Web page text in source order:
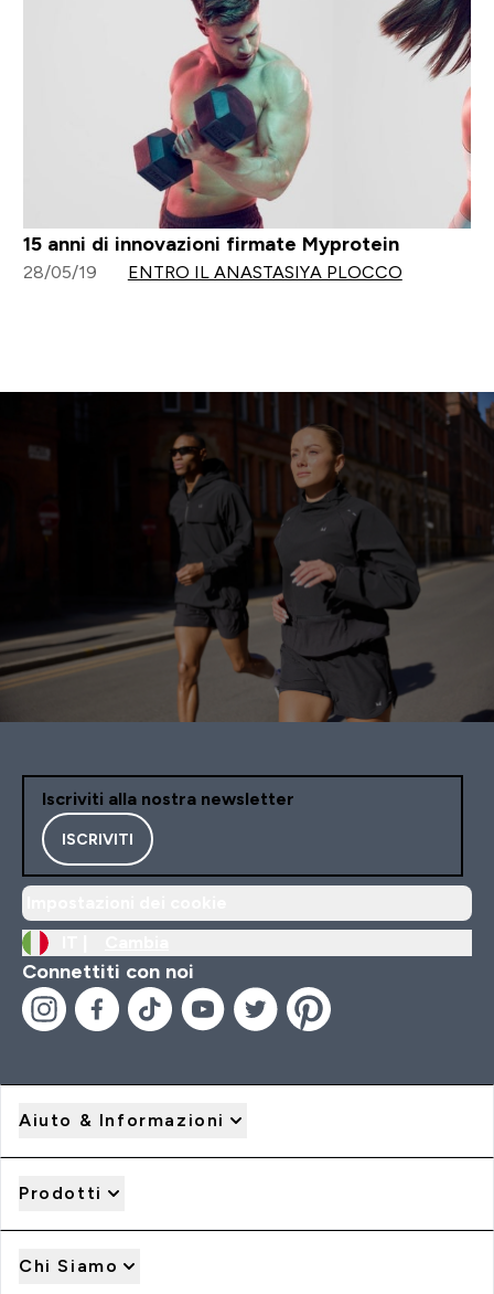
15 anni di innovazioni firmate Myprotein
28/05/19 ENTRO IL ANASTASIYA PLOCCO
Iscriviti alla nostra newsletter
ISCRIVITI
Connettiti con noi
Aiuto & Informazioni
Prodotti
Chi Siamo